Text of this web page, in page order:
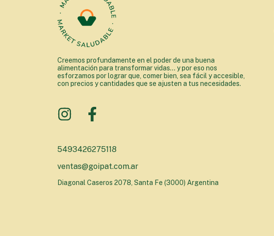
Creemos profundamente en el poder de una buena
alimentación para transformar vidas... y por eso nos
esforzamos por lograr que, comer bien, sea fácil y accesible,
con precios y cantidades que se ajusten a tus necesidades.
5493426275118
ventas@goipat.com.ar
Diagonal Caseros 2078, Santa Fe (3000) Argentina